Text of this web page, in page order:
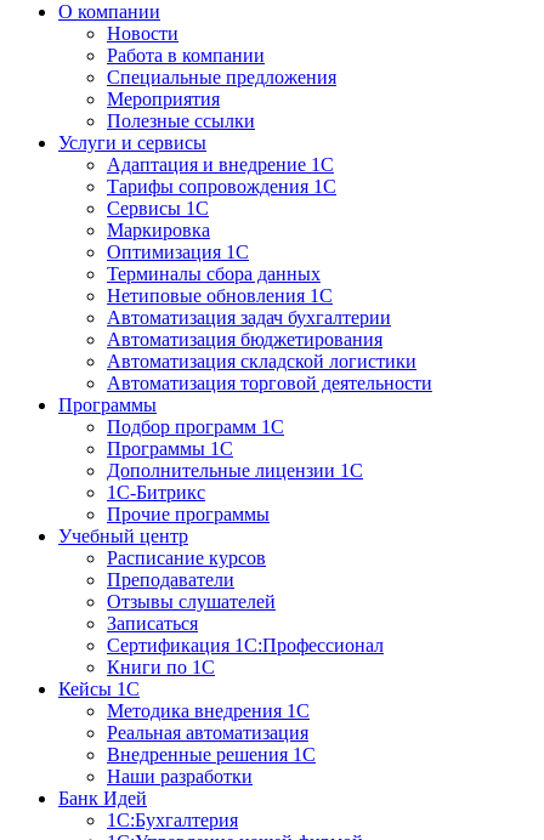
О компании
Новости
Работа в компании
Специальные предложения
Мероприятия
Полезные ссылки
Услуги и сервисы
Адаптация и внедрение 1С
Тарифы сопровождения 1С
Сервисы 1С
Маркировка
Оптимизация 1С
Терминалы сбора данных
Нетиповые обновления 1С
Автоматизация задач бухгалтерии
Автоматизация бюджетирования
Автоматизация складской логистики
Автоматизация торговой деятельности
Программы
Подбор программ 1С
Программы 1С
Дополнительные лицензии 1С
1С-Битрикс
Прочие программы
Учебный центр
Расписание курсов
Преподаватели
Отзывы слушателей
Записаться
Сертификация 1С:Профессионал
Книги по 1С
Кейсы 1С
Методика внедрения 1С
Реальная автоматизация
Внедренные решения 1С
Наши разработки
Банк Идей
1С:Бухгалтерия